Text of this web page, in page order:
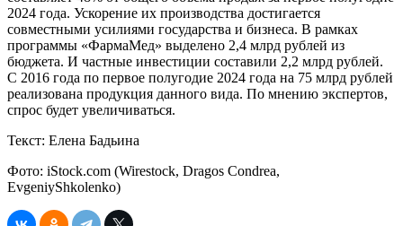
2024 года. Ускорение их производства достигается
совместными усилиями государства и бизнеса. В рамках
программы «ФармаМед» выделено 2,4 млрд рублей из
бюджета. И частные инвестиции составили 2,2 млрд рублей.
С 2016 года по первое полугодие 2024 года на 75 млрд рублей
реализована продукция данного вида. По мнению экспертов,
спрос будет увеличиваться.
Текст: Елена Бадьина
Фото: iStock.com (Wirestock, Dragos Condrea,
EvgeniyShkolenko)